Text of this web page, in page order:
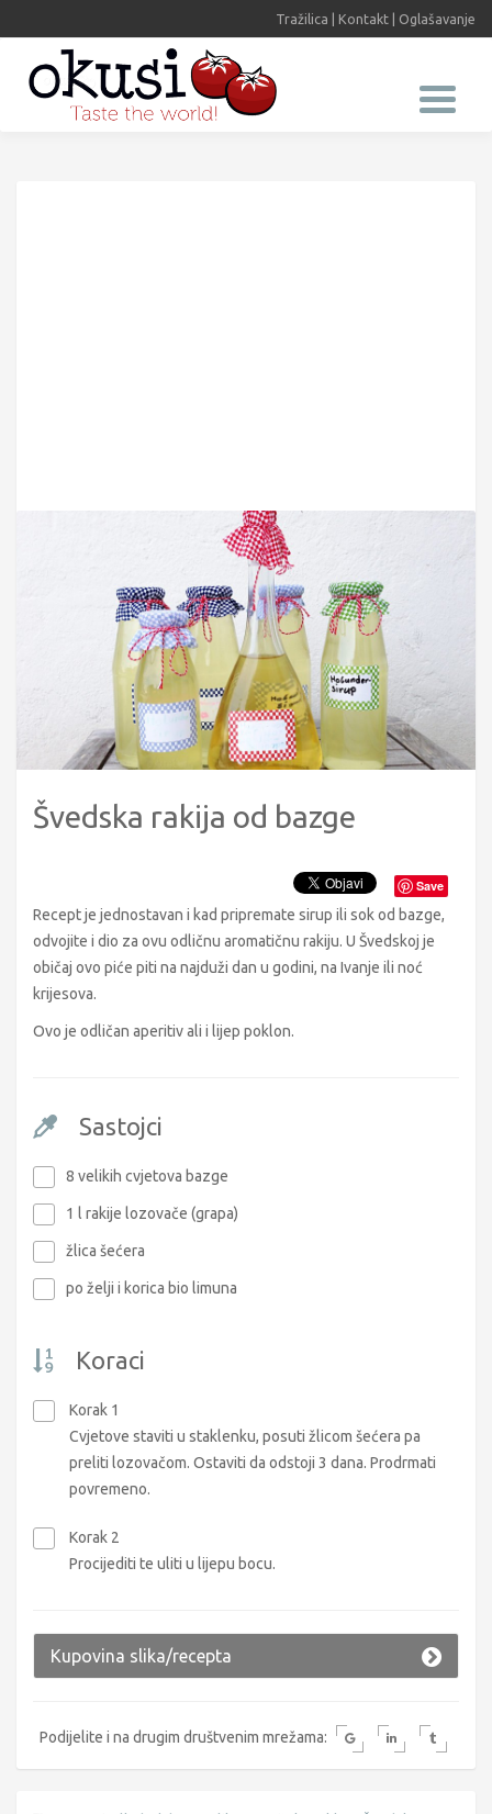
Tražilica Kontakt Oglašavanje
Švedska rakija od bazge
Save
Recept je jednostavan i kad pripremate sirup ili sok od bazge,
odvojite i dio za ovu odličnu aromatičnu rakiju. U Švedskoj je
običaj ovo piće piti na najduži dan u godini, na Ivanje ili noć
krijesova.
Ovo je odličan aperitiv ali i lijep poklon.
Sastojci
8 velikih cvjetova bazge
1 l rakije lozovače (grapa)
žlica šećera
po želji i korica bio limuna
Koraci
Korak 1
Cvjetove staviti u staklenku, posuti žlicom šećera pa
preliti lozovačom. Ostaviti da odstoji 3 dana. Prodrmati
povremeno.
Korak 2
Procijediti te uliti u lijepu bocu.
Kupovina slika/recepta
Podijelite i na drugim društvenim mrežama: